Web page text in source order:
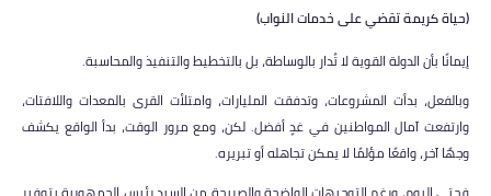
(حياة كريمة تقضي على خدمات النواب)
إيمانًا بأن الدولة القوية لا تُدار بالوساطة، بل بالتخطيط والتنفيذ والمحاسبة.
وبالفعل، بدأت المشروعات، وتدفقت المليارات، وامتلأت القرى بالمعدات واللافتات،
وارتفعت آمال المواطنين في غدٍ أفضل. لكن، ومع مرور الوقت، بدأ الواقع يكشف
وجهًا آخر، واقعًا مؤلمًا لا يمكن تجاهله أو تبريره.